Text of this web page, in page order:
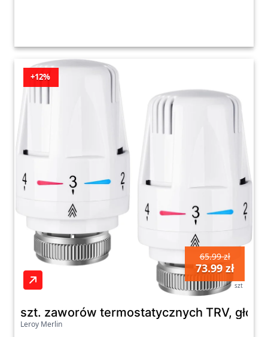
+12%
65.99 zł
73.99 zł
szt
szt. zaworów termostatycznych TRV,
Leroy Merlin